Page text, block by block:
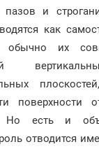
пазов и
как
обычно их
поверхности
Но есть и
отводится